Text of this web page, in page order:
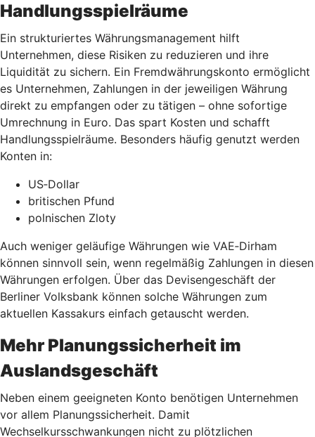
Handlungsspielräume
Ein strukturiertes Währungsmanagement hilft
Unternehmen, diese Risiken zu reduzieren und ihre
Liquidität zu sichern. Ein Fremdwährungskonto ermöglicht
es Unternehmen, Zahlungen in der jeweiligen Währung
direkt zu empfangen oder zu tätigen – ohne sofortige
Umrechnung in Euro. Das spart Kosten und schafft
Handlungsspielräume. Besonders häufig genutzt werden
Konten in:
US‑Dollar
britischen Pfund
polnischen Zloty
Auch weniger geläufige Währungen wie VAE‑Dirham
können sinnvoll sein, wenn regelmäßig Zahlungen in diesen
Währungen erfolgen. Über das Devisengeschäft der
Berliner Volksbank können solche Währungen zum
aktuellen Kassakurs einfach getauscht werden.
Mehr Planungssicherheit im
Auslandsgeschäft
Neben einem geeigneten Konto benötigen Unternehmen
vor allem Planungssicherheit. Damit
Wechselkursschwankungen nicht zu plötzlichen